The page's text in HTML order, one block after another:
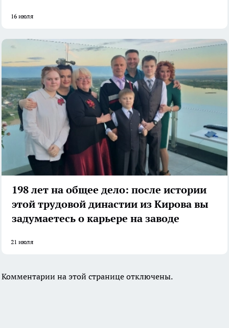
16 июля
198 лет на общее дело: после истории
этой трудовой династии из Кирова вы
задумаетесь о карьере на заводе
21 июля
Комментарии на этой странице отключены.